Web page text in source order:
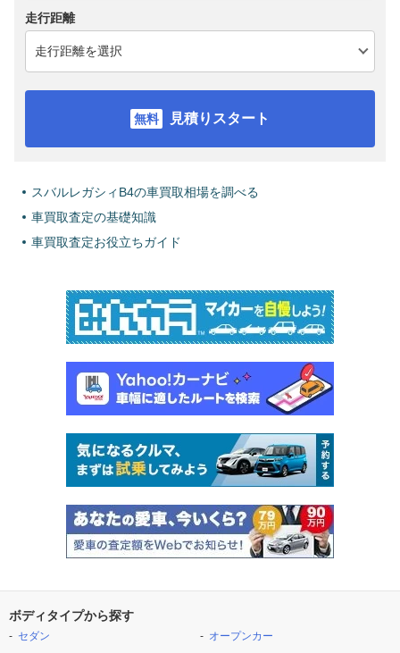
走行距離
見積りスタート
スバルレガシィB4の車買取相場を調べる
車買取査定の基礎知識
車買取査定お役立ちガイド
ボディタイプから探す
セダン
オープンカー